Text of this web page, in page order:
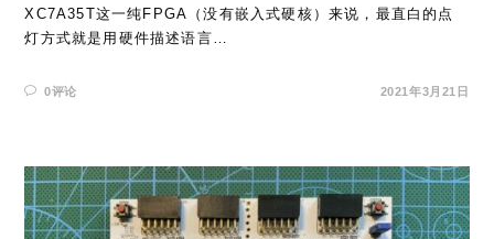
XC7A35T这一纯FPGA（没有嵌入式硬核）来说，最直白的点
灯方式就是用硬件描述语言…
0评论 2021年3月21日